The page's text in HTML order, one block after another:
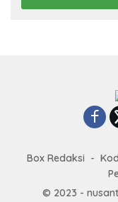
Box Redaksi
© 2023 -